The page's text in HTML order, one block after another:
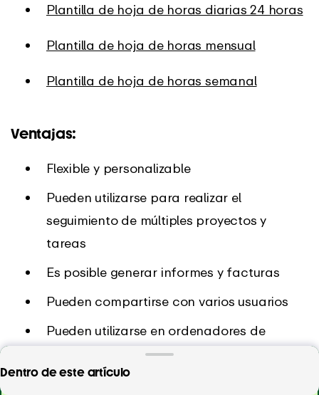
Dentro de este artículo
Realice el seguimiento de las horas de trabajo de
Plantilla de hoja de horas diarias 24 horas
Plantilla de hoja de horas mensual
Plantilla de hoja de horas semanal
Ventajas:
Flexible y personalizable
Pueden utilizarse para realizar el
seguimiento de múltiples proyectos y
tareas
Es posible generar informes y facturas
Pueden compartirse con varios usuarios
Pueden utilizarse en ordenadores de
sobremesa, móviles y en la web.